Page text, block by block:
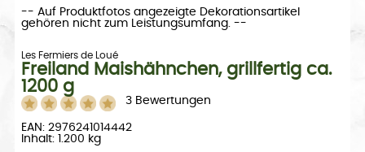
-- Auf Produktfotos angezeigte Dekorationsartikel
gehören nicht zum Leistungsumfang. --
Les Fermiers de Loué
Freiland Maishähnchen, grillfertig ca.
1200 g
3 Bewertungen
EAN: 2976241014442
Inhalt: 1.200 kg